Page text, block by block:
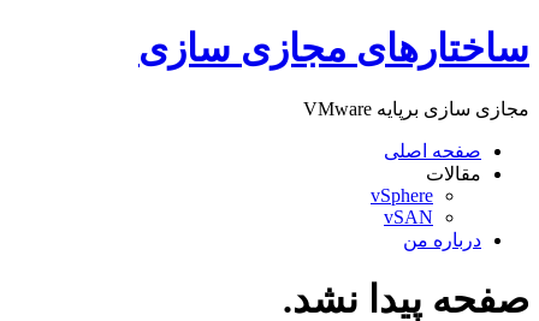
پرش
به
ساختارهای مجازی سازی
مجازی سازی برپایه VMware
صفحه اصلی
مقالات
vSphere
vSAN
درباره من
صفحه پیدا نشد.